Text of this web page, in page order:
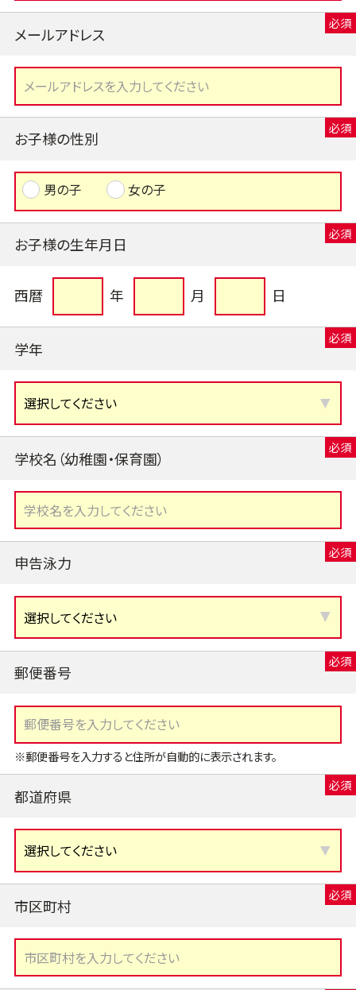
メールアドレス
お子様の性別
男の子 女の子
お子様の生年月日
西暦 年 月 日
学年
学校名（幼稚園・保育園）
申告泳力
郵便番号
※郵便番号を入力すると住所が自動的に表示されます。
都道府県
市区町村